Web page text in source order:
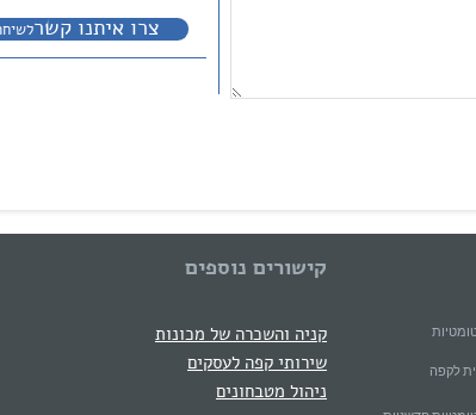
צרו איתנו קשר
קישורים נוספים
קניה והשכרה של מכונות
שירותי קפה לעסקים
ניהול מטבחונים
לקפה